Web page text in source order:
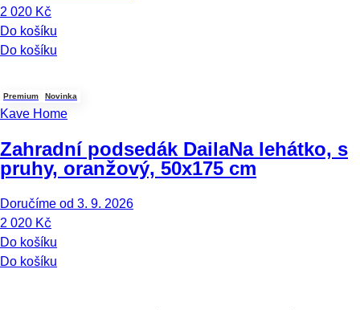
2 020 Kč
Do košíku
Do košíku
Premium Novinka
Kave Home
Zahradní podsedák DailaNa lehátko, s
pruhy, oranžový, 50x175 cm
Doručíme od 3. 9. 2026
2 020 Kč
Do košíku
Do košíku